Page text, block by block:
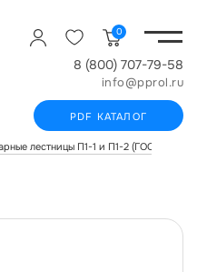
0
8 (800) 707-79-58
info@pprol.ru
PDF КАТАЛОГ
лестницы П1-1 и П1-2 (ГОСТ Р